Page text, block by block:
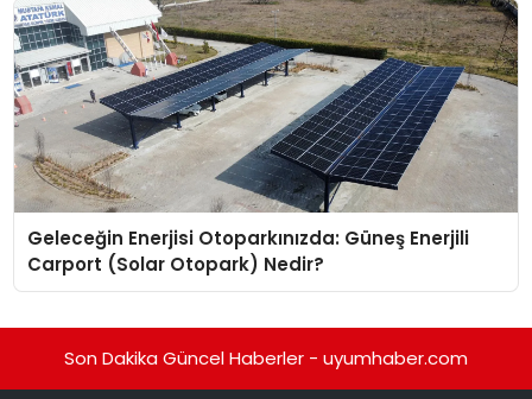
Geleceğin Enerjisi Otoparkınızda: Güneş Enerjili
Carport (Solar Otopark) Nedir?
Son Dakika Güncel Haberler - uyumhaber.com